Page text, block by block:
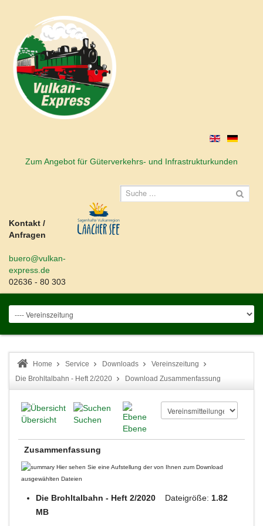
Zum Angebot für Güterverkehrs- und Infrastrukturkunden
Kontakt /
Anfragen
buero@vulkan-
express.de
02636 - 80 303
Home Service Downloads
Vereinszeitung
Die Brohltalbahn - Heft 2/2020
Download Zusammenfassung
Übersicht
Suchen
Ebene
Zusammenfassung
Hier sehen Sie eine Aufstellung der von Ihnen zum Download
ausgewählten Dateien
Die Brohltalbahn - Heft 2/2020 Dateigröße: 1.82
MB